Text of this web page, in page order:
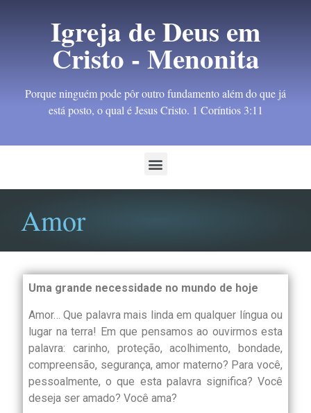
Igreja de Deus em
Cristo - Menonita
Porque ninguém pode pôr outro fundamento além do que já
está posto, o qual é Jesus Cristo. 1 Coríntios 3:11
Amor
Uma grande necessidade no mundo de hoje
Amor… Que palavra mais linda em qualquer língua ou
lugar na terra! Em que pensamos ao ouvirmos esta
palavra: carinho, proteção, acolhimento, bondade,
compreensão, segurança, amor materno? Para você,
pessoalmente, o que esta palavra significa? Você
deseja ser amado? Você ama?